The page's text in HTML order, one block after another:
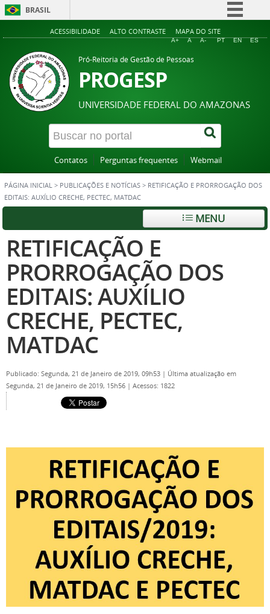
BRASIL
Simplifique!
Acesso à informação
Legislação
Canais
ACESSIBILIDADE ALTO CONTRASTE MAPA DO SITE
A+ A A- PT EN ES
Pró-Reitoria de Gestão de Pessoas
PROGESP
UNIVERSIDADE FEDERAL DO AMAZONAS
Contatos Perguntas frequentes Webmail
PÁGINA INICIAL > PUBLICAÇÕES E NOTÍCIAS > RETIFICAÇÃO E PRORROGAÇÃO DOS
EDITAIS: AUXÍLIO CRECHE, PECTEC, MATDAC
MENU
RETIFICAÇÃO E
PRORROGAÇÃO DOS
EDITAIS: AUXÍLIO
CRECHE, PECTEC,
MATDAC
Publicado: Segunda, 21 de Janeiro de 2019, 09h53 | Última atualização em
Segunda, 21 de Janeiro de 2019, 15h56 | Acessos: 1822